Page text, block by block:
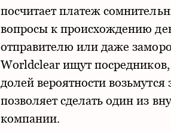
посчитает платеж
вопросы к происхождению
отправителю или даже
Worldсlеar ищут
долей вероятности
позволяет сделать один из
компании.